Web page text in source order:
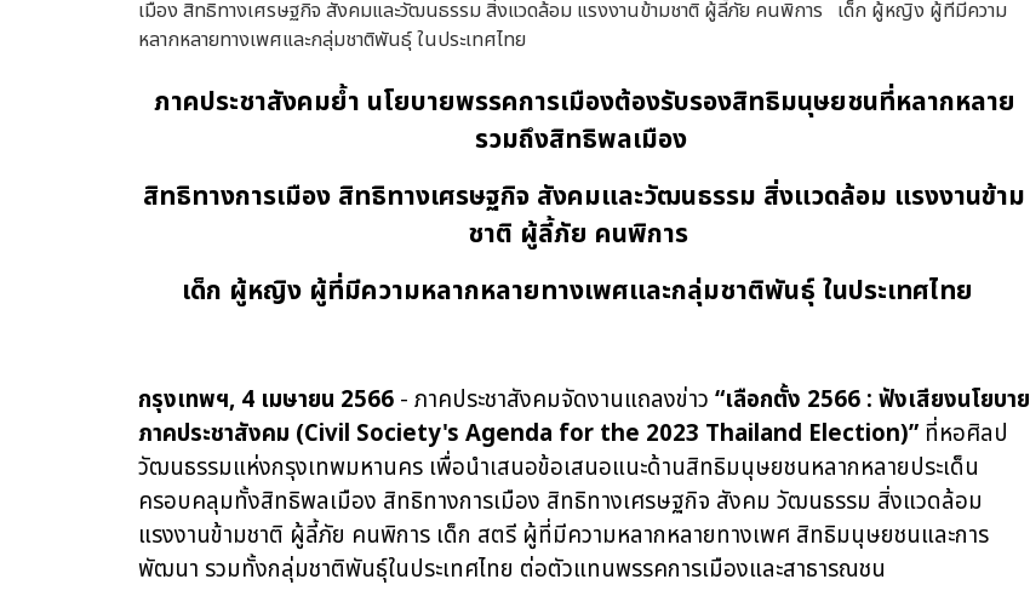
ภาคประชาสังคมย้ำ นโยบายพรรคการเมืองต้องรับรองสิทธิมนุษยชนที่หลากหลาย
รวมถึงสิทธิพลเมือง
สิทธิทางการเมือง สิทธิทางเศรษฐกิจ สังคมและวัฒนธรรม สิ่งแวดล้อม แรงงานข้าม
ชาติ ผู้ลี้ภัย คนพิการ
เด็ก ผู้หญิง ผู้ที่มีความหลากหลายทางเพศและกลุ่มชาติพันธุ์ ในประเทศไทย
กรุงเทพฯ, 4 เมษายน 2566 - ภาคประชาสังคมจัดงานแถลงข่าว “เลือกตั้ง 2566 : ฟังเสียงนโยบาย
ภาคประชาสังคม (Civil Society's Agenda for the 2023 Thailand Election)” ที่หอศิลป
วัฒนธรรมแห่งกรุงเทพมหานคร เพื่อนำเสนอข้อเสนอแนะด้านสิทธิมนุษยชนหลากหลายประเด็น
ครอบคลุมทั้งสิทธิพลเมือง สิทธิทางการเมือง สิทธิทางเศรษฐกิจ สังคม วัฒนธรรม สิ่งแวดล้อม
แรงงานข้ามชาติ ผู้ลี้ภัย คนพิการ เด็ก สตรี ผู้ที่มีความหลากหลายทางเพศ สิทธิมนุษยชนและการ
พัฒนา รวมทั้งกลุ่มชาติพันธุ์ในประเทศไทย ต่อตัวแทนพรรคการเมืองและสาธารณชน